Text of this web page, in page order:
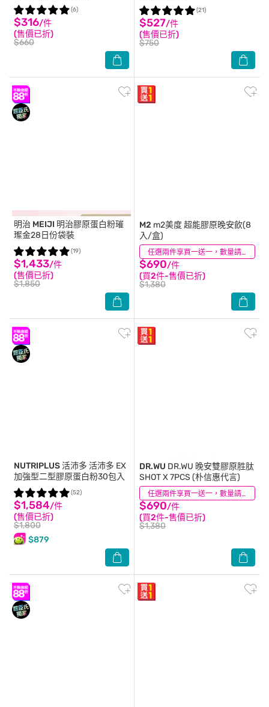
$316/件
(售價已折)
$660
(6)
$527/件
(售價已折)
$750
(21)
明治 MEIJI 明治膠原蛋白粉璀
璨金28日份袋裝
$1,433/件
(售價已折)
$1,850
(19) 任選兩件享買一送一，數量請選2件
M2 m2美度 超能膠原晚安飲(8
入/盒)
$690/件
(買2件-售價已折)
$1,380
(37)
NUTRIPLUS 活沛多 活沛多 EX
加強型二型膠原蛋白粉30包入
$1,584/件
(售價已折)
$1,800
$879
(52) 任選兩件享買一送一，數量請選2件
DR.WU DR.WU 晚安雙膠原胜肽
SHOT X 7PCS (朴信惠代言)
$690/件
(買2件-售價已折)
$1,380
(4)